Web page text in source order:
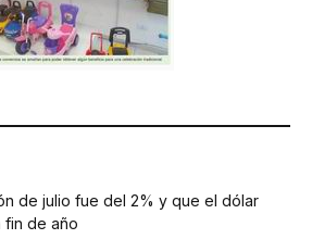
de julio fue del 2% y que el dólar
fin de año